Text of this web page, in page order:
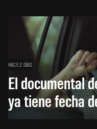
HACE 2 DÍAS
El documental
ya tiene fecha